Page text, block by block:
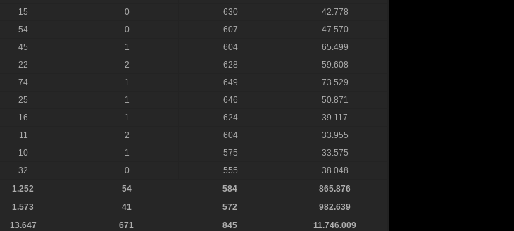
15 0 630
42.778
54 0 607
47.570
45 1 604
65.499
22 2 628
59.608
74 1 649
73.529
25 1 646
50.871
16 1 624
39.117
11 2 604
33.955
10 1 575
33.575
32 0 555
38.048
1.252 54 584
865.876
1.573 41 572
982.639
13.647 671 845
11.746.009